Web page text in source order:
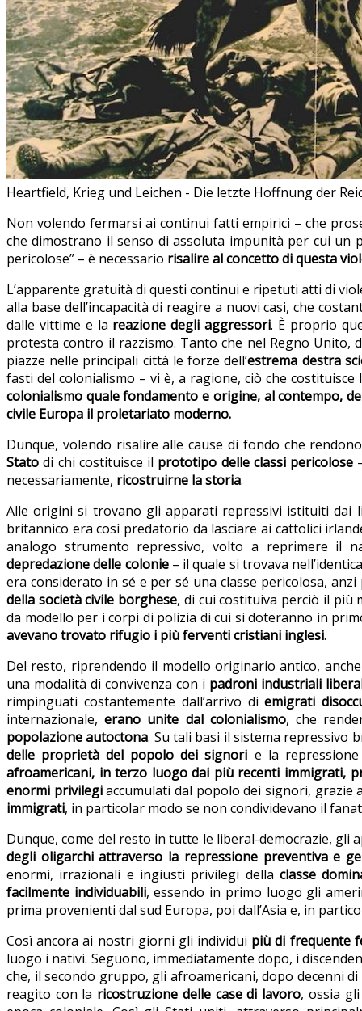
Heartfield, Krieg und Leichen - Die letzte Hoffnung der
Non volendo fermarsi ai continui fatti empirici – che
che dimostrano il senso di assoluta impunità per cui un
pericolose” – è necessario risalire al concetto di questa
L’apparente gratuità di questi continui e ripetuti atti di
alla base dell’incapacità di reagire a nuovi casi, che
dalle vittime e la reazione degli aggressori. È proprio
protesta contro il razzismo. Tanto che nel Regno
piazze nelle principali città le forze dell’estrema destra
fasti del colonialismo – vi è, a ragione, ciò che costituisce
colonialismo quale fondamento e origine, al contempo,
civile Europa il proletariato moderno.
Dunque, volendo risalire alle cause di fondo che
Stato di chi costituisce il prototipo delle classi pericolose
necessariamente, ricostruirne la storia.
Alle origini si trovano gli apparati repressivi istituiti dai
britannico era così predatorio da lasciare ai cattolici
analogo strumento repressivo, volto a reprimere il
depredazione delle colonie– il quale si trovava
era considerato in sé e per sé una classe pericolosa, anzi
della società civile borghese, di cui costituiva perciò il più
da modello per i corpi di polizia di cui si doteranno in
avevano trovato rifugio i più ferventi cristiani inglesi.
Del resto, riprendendo il modello originario antico,
una modalità di convivenza con i padroni industriali
rimpinguati costantemente dall’arrivo diemigrati
internazionale,erano unite dal colonialismo, che
popolazione autoctona. Su tali basi il sistema repressivo
delle proprietà del popolo dei signori e la
afroamericani, in terzo luogo dai più recenti immigrati,
enormi privilegiaccumulati dal popolo dei signori, grazie
immigrati, in particolar modo se non condividevano il
Dunque, come del resto in tutte le liberal-democrazie,
degli oligarchi attraverso la repressione preventiva e
enormi, irrazionali e ingiusti privilegi della classe
facilmente individuabili, essendo in primo luogo gli
prima provenienti dal sud Europa, poi dall’Asia e, in
Così ancora ai nostri giorni gli individui più di frequente
luogo i nativi. Seguono, immediatamente dopo, i
che, il secondo gruppo, gli afroamericani, dopo decenni
reagito con la ricostruzione delle case di lavoro, ossia